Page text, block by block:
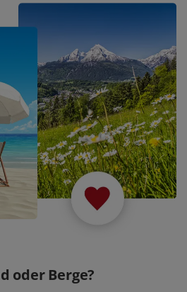
oder Berge?